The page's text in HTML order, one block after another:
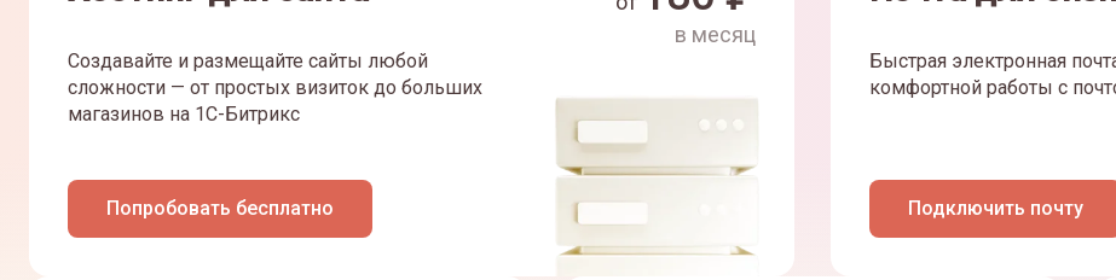
Создавайте и размещайте сайты любой
сложности — от простых визиток до больших
магазинов на 1С-Битрикс
Попробовать бесплатно
в месяц
Быстрая электронная
комфортной работы с
Подключить почту